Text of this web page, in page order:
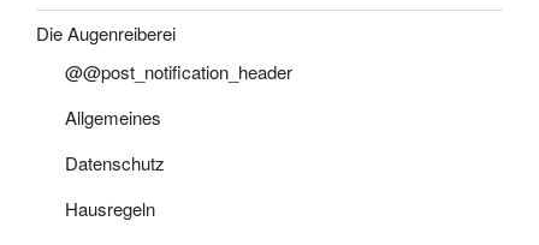
Die Augenreiberei
@@post_notification_header
Allgemeines
Datenschutz
Hausregeln